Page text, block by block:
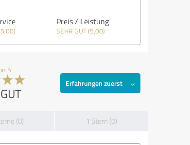
Preis / Leistung
SEHR GUT (5,00)
5
Erfahrungen zuerst
(0) 1 Stern (0)